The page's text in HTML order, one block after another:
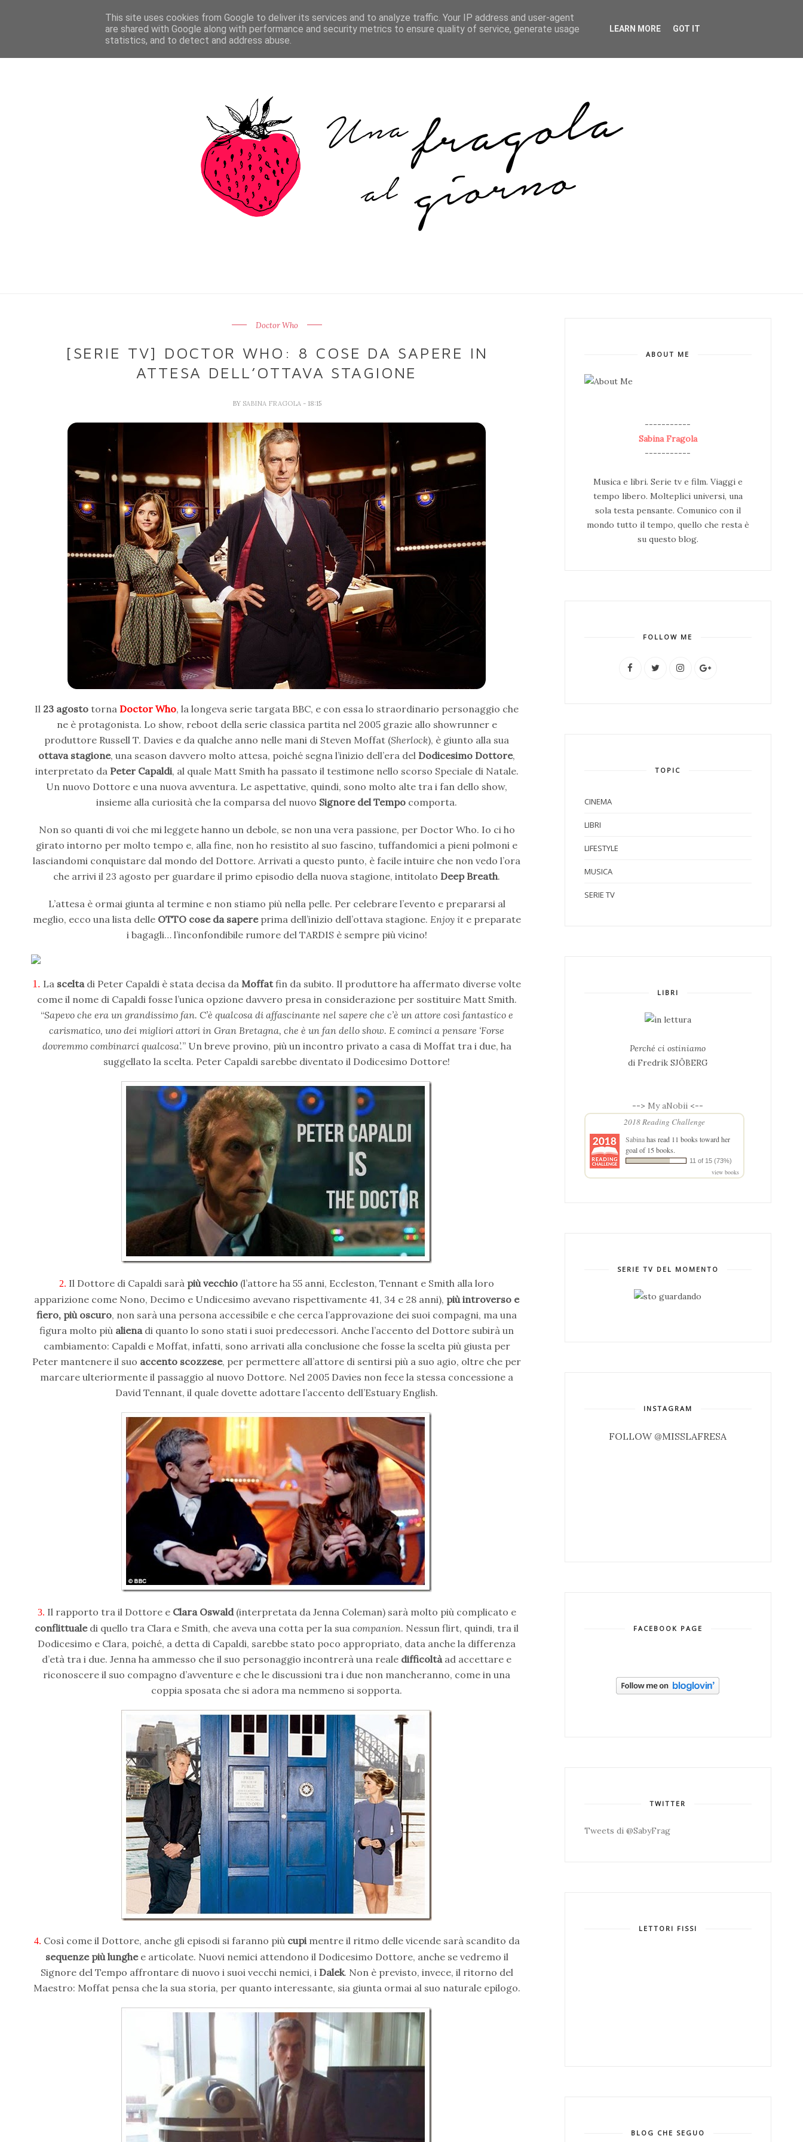
HOME ABOUT ME COOKIE POLICY CONTATTI
Doctor Who
[SERIE TV] DOCTOR WHO: 8 COSE DA SAPERE IN
ATTESA DELL’OTTAVA STAGIONE
BY SABINA FRAGOLA - 18:15
Il 23 agosto tornaDoctor Who, la longeva serie targata BBC, e con essa lo straordinario personaggio che
ne è protagonista. Lo show, reboot della serie classica partita nel 2005 grazie allo showrunner e
produttore Russell T. Davies e da qualche anno nelle mani di Steven Moffat (Sherlock), è giunto alla sua
ottava stagione, una season davvero molto attesa, poiché segna l’inizio dell’era del Dodicesimo Dottore,
interpretato da Peter Capaldi, al quale Matt Smith ha passato il testimone nello scorso Speciale di Natale.
Un nuovo Dottore e una nuova avventura. Le aspettative, quindi, sono molto alte tra i fan dello show,
insieme alla curiosità che la comparsa del nuovo Signore del Tempo comporta.
Non so quanti di voi che mi leggete hanno un debole, se non una vera passione, per Doctor Who. Io ci ho
girato intorno per molto tempo e, alla fine, non ho resistito al suo fascino, tuffandomici a pieni polmoni e
lasciandomi conquistare dal mondo del Dottore. Arrivati a questo punto, è facile intuire che non vedo l’ora
che arrivi il 23 agosto per guardare il primo episodio della nuova stagione, intitolato Deep Breath.
L’attesa è ormai giunta al termine e non stiamo più nella pelle. Per celebrare l’evento e prepararsi al
meglio, ecco una lista delle OTTO cose da sapere prima dell’inizio dell’ottava stagione. Enjoy ite preparate
i bagagli… l’inconfondibile rumore del TARDIS è sempre più vicino!
1. La scelta di Peter Capaldi è stata decisa daMoffatfin da subito. Il produttore ha affermato diverse volte
come il nome di Capaldi fosse l’unica opzione davvero presa in considerazione per sostituire Matt Smith.
“Sapevo che era un grandissimo fan. C’è qualcosa di affascinante nel sapere che c’è un attore così fantastico e
carismatico, uno dei migliori attori in Gran Bretagna, che è un fan dello show. E cominci a pensare ‘Forse
dovremmo combinarci qualcosa’.” Un breve provino, più un incontro privato a casa di Moffat tra i due, ha
suggellato la scelta. Peter Capaldi sarebbe diventato il Dodicesimo Dottore!
2. Il Dottore di Capaldi sarà più vecchio (l’attore ha 55 anni, Eccleston, Tennant e Smith alla loro
apparizione come Nono, Decimo e Undicesimo avevano rispettivamente 41, 34 e 28 anni), più introverso e
fiero, più oscuro, non sarà una persona accessibile e che cerca l’approvazione dei suoi compagni, ma una
figura molto più aliena di quanto lo sono stati i suoi predecessori. Anche l’accento del Dottore subirà un
cambiamento: Capaldi e Moffat, infatti, sono arrivati alla conclusione che fosse la scelta più giusta per
Peter mantenere il suo accento scozzese, per permettere all’attore di sentirsi più a suo agio, oltre che per
marcare ulteriormente il passaggio al nuovo Dottore. Nel 2005 Davies non fece la stessa concessione a
David Tennant, il quale dovette adottare l’accento dell’Estuary English.
3. Il rapporto tra il Dottore e Clara Oswald(interpretata da Jenna Coleman) sarà molto più complicato e
conflittualedi quello tra Clara e Smith, che aveva una cotta per la suacompanion. Nessun flirt, quindi, tra il
Dodicesimo e Clara, poiché, a detta di Capaldi, sarebbe stato poco appropriato, data anche la differenza
d’età tra i due. Jenna ha ammesso che il suo personaggio incontrerà una reale difficoltàad accettare e
riconoscere il suo compagno d’avventure e che le discussioni tra i due non mancheranno, come in una
coppia sposata che si adora ma nemmeno si sopporta.
4. Così come il Dottore, anche gli episodi si faranno più cupimentre il ritmo delle vicende sarà scandito da
sequenze più lunghee articolate. Nuovi nemici attendono il Dodicesimo Dottore, anche se vedremo il
Signore del Tempo affrontare di nuovo i suoi vecchi nemici, i Dalek. Non è previsto, invece, il ritorno del
Maestro: Moffat pensa che la sua storia, per quanto interessante, sia giunta ormai al suo naturale epilogo.
ABOUT ME
-----------
Sabina Fragola
-----------
Musica e libri. Serie tv e film. Viaggi e
tempo libero. Molteplici universi, una
sola testa pensante. Comunico con il
mondo tutto il tempo, quello che resta è
su questo blog.
FOLLOW ME
TOPIC
CINEMA
LIBRI
LIFESTYLE
MUSICA
SERIE TV
LIBRI
Perché ci ostiniamo
di Fredrik SJÖBERG
-->My aNobii <--
2018 Reading Challenge
Sabinahas read 11 books toward her
goal of 15 books.
11 of 15 (73%)
view books
SERIE TV DEL MOMENTO
INSTAGRAM
FOLLOW @MISSLAFRESA
FACEBOOK PAGE
TWITTER
Tweets di @SabyFrag
LETTORI FISSI
BLOG CHE SEGUO
This site uses cookies from Google to deliver its services and to analyze traffic. Your IP address and user-agent
are shared with Google along with performance and security metrics to ensure quality of service, generate usage
statistics, and to detect and address abuse.
LEARN MORE GOT IT